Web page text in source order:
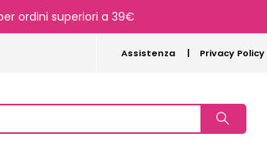
ordini superiori a 39€
Assistenza | Privacy Policy